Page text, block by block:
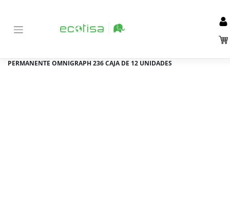
PERMANENTE OMNIGRAPH 236 CAJA DE 12 UNIDADES